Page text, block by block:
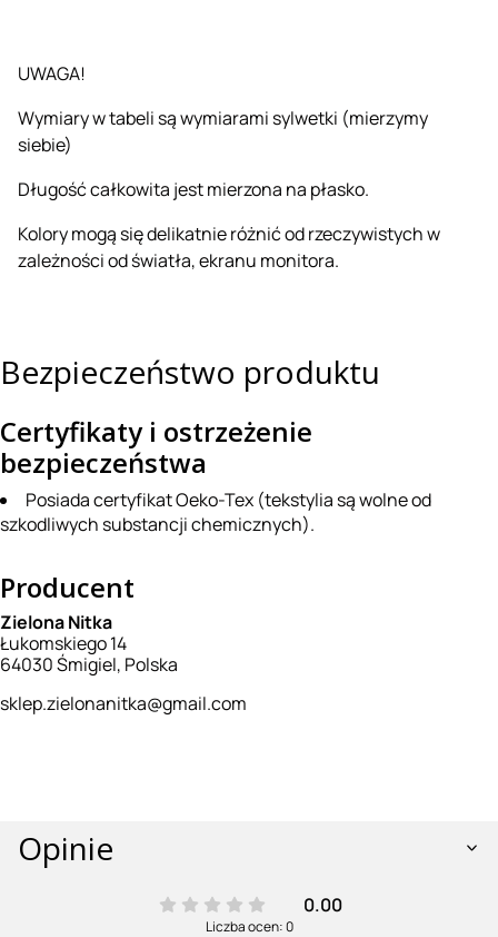
UWAGA!
Wymiary w tabeli są wymiarami sylwetki (mierzymy
siebie)
Długość całkowita jest mierzona na płasko.
Kolory mogą się delikatnie różnić od rzeczywistych w
zależności od światła, ekranu monitora.
Bezpieczeństwo produktu
Certyfikaty i ostrzeżenie
bezpieczeństwa
Posiada certyfikat Oeko-Tex (tekstylia są wolne od
szkodliwych substancji chemicznych).
Producent
Zielona Nitka
Łukomskiego 14
64030 Śmigiel, Polska
sklep.zielonanitka@gmail.com
Opinie
0.00
Liczba ocen: 0